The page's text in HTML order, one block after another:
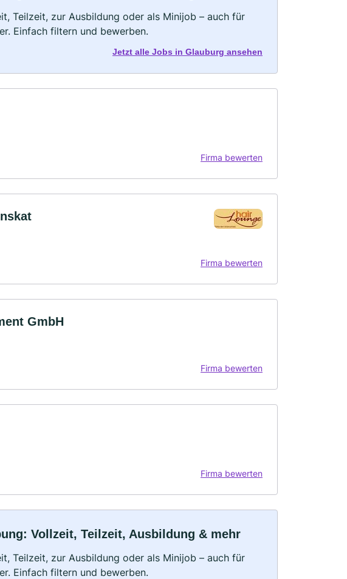
Teilzeit, zur Ausbildung oder als Minijob – auch für
Einfach filtern und bewerben.
Jetzt alle Jobs in Glauburg ansehen
Firma bewerten
Firma bewerten
GmbH
Firma bewerten
Firma bewerten
Vollzeit, Teilzeit, Ausbildung & mehr
Teilzeit, zur Ausbildung oder als Minijob – auch für
Einfach filtern und bewerben.